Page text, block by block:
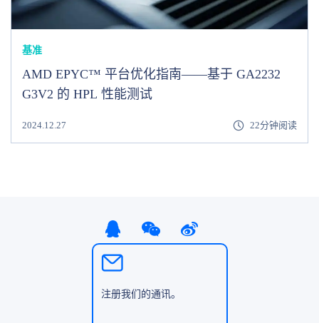
基准
AMD EPYC™ 平台优化指南——基于 GA2232
G3V2 的 HPL 性能测试
2024.12.27 22分钟阅读
注册我们的通讯。